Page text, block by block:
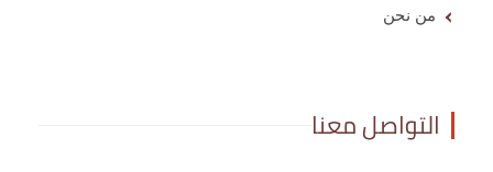
من نحن
التواصل معنا